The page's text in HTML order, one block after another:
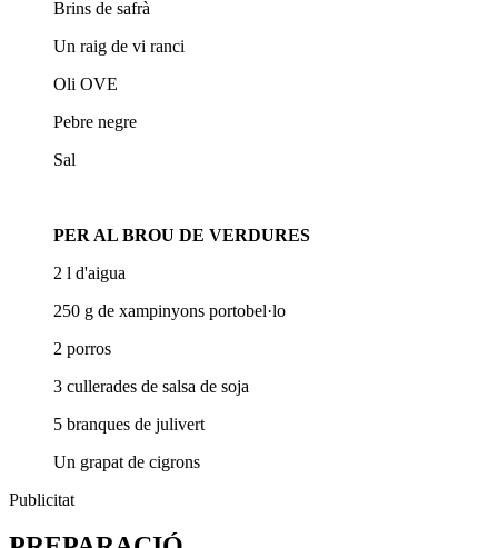
Brins de safrà
Un raig de vi ranci
Oli OVE
Pebre negre
Sal
PER AL BROU DE VERDURES
2 l d'aigua
250 g de xampinyons portobel·lo
2 porros
3 cullerades de salsa de soja
5 branques de julivert
Un grapat de cigrons
Publicitat